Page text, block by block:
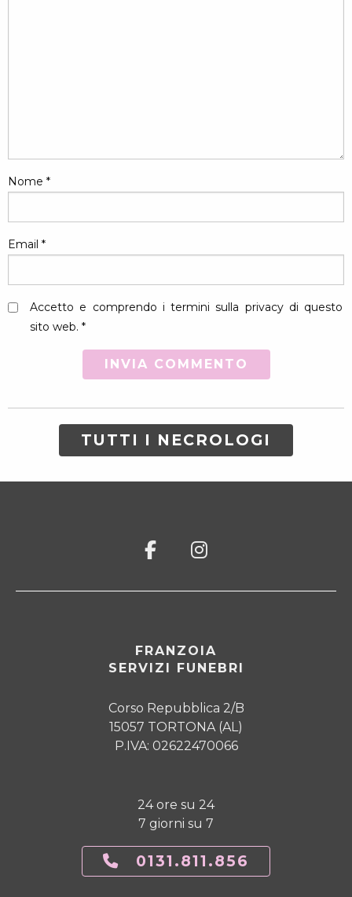
Nome *
Email *
Accetto e comprendo i termini sulla privacy di questo
sito web. *
TUTTI I NECROLOGI
FRANZOIA
SERVIZI FUNEBRI
Corso Repubblica 2/B
15057 TORTONA (AL)
P.IVA: 02622470066
24 ore su 24
7 giorni su 7
0131.811.856